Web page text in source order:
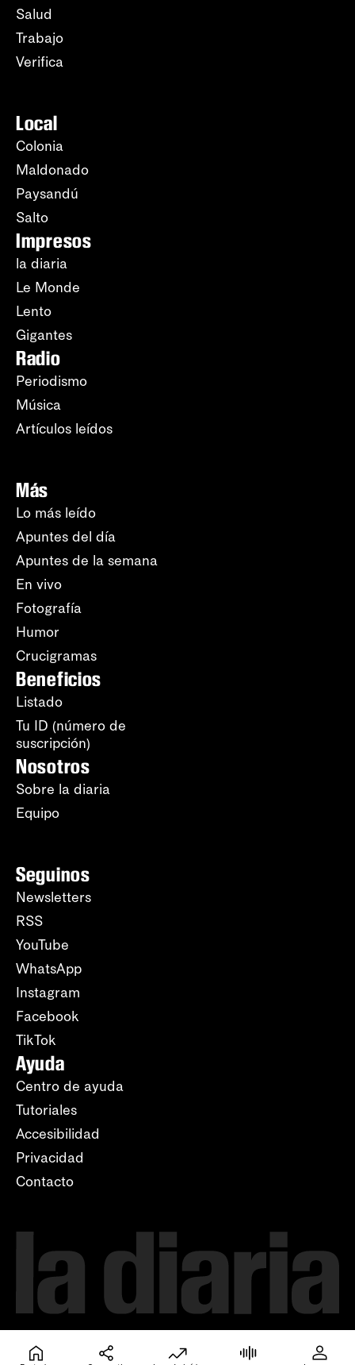
Salud
Trabajo
Verifica
Local
Colonia
Maldonado
Paysandú
Salto
Impresos
la diaria
Le Monde
Lento
Gigantes
Radio
Periodismo
Música
Artículos leídos
Más
Lo más leído
Apuntes del día
Apuntes de la semana
En vivo
Fotografía
Humor
Crucigramas
Beneficios
Listado
Tu ID (número de
suscripción)
Nosotros
Sobre la diaria
Equipo
Seguinos
Newsletters
RSS
YouTube
WhatsApp
Instagram
Facebook
TikTok
Ayuda
Centro de ayuda
Tutoriales
Accesibilidad
Privacidad
Contacto